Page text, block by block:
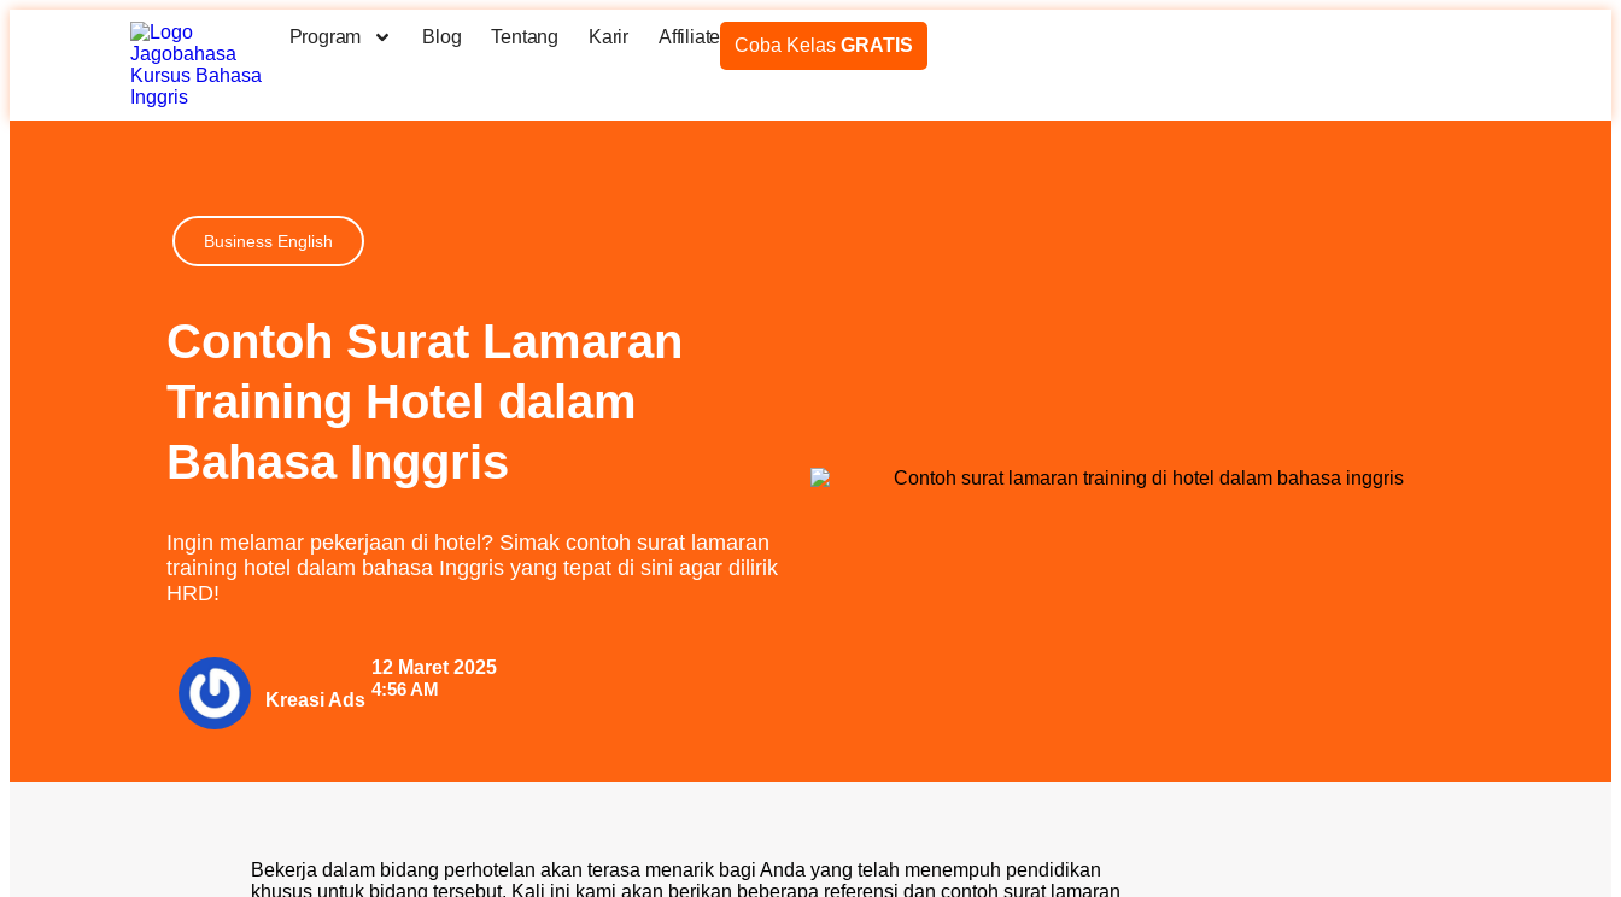
Program Blog Tentang Karir Affiliate Coba KelasGRATIS
Business English
Contoh Surat Lamaran
Training Hotel dalam
Bahasa Inggris
Ingin melamar pekerjaan di hotel? Simak contoh surat lamaran
training hotel dalam bahasa Inggris yang tepat di sini agar dilirik
HRD!
Kreasi Ads
12 Maret 2025
4:56 AM
Bekerja dalam bidang perhotelan akan terasa menarik bagi Anda yang telah menempuh pendidikan
khusus untuk bidang tersebut. Kali ini kami akan berikan beberapa referensi dan contoh surat lamaran